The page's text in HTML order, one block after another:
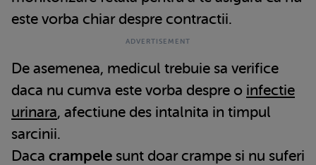
este vorba chiar despre contractii.
De asemenea, medicul trebuie sa verifice
daca nu cumva este vorba despre o infectie
urinara, afectiune des intalnita in timpul
sarcinii.
Daca crampele sunt doar crampe si nu suferi